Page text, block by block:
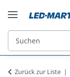
Zurück zur Liste